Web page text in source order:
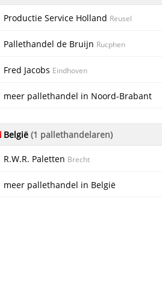
Productie Service Holland Reusel
Pallethandel de Bruijn Rucphen
Fred Jacobs Eindhoven
meer pallethandel in Noord-Brabant
België (1 pallethandelaren)
R.W.R. Paletten Brecht
meer pallethandel in België